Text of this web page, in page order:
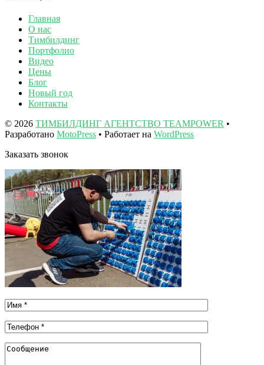
Главная
О нас
Тимбилдинг
Портфолио
Видео
Цены
Блог
Новый год
Контакты
© 2026 ТИМБИЛДИНГ АГЕНТСТВО TEAMPOWER •
Разработано MotoPress • Работает на WordPress
Заказать звонок